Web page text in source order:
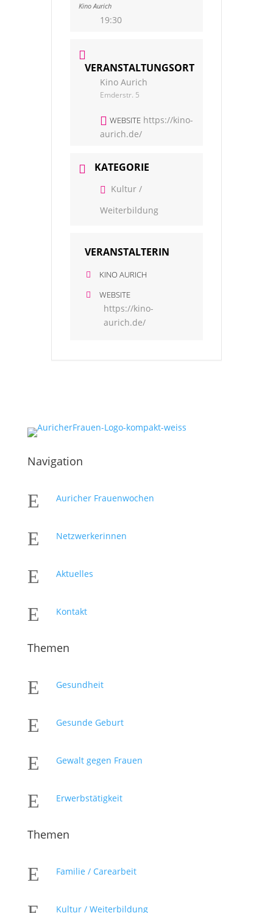
Kino Aurich
19:30
VERANSTALTUNGSORT
Kino Aurich
Emderstr. 5
WEBSITE https://kino-
aurich.de/
KATEGORIE
Kultur /
Weiterbildung
VERANSTALTERIN
KINO AURICH
WEBSITE
https://kino-
aurich.de/
Navigation
E Auricher Frauenwochen
E Netzwerkerinnen
E Aktuelles
E Kontakt
Themen
E Gesundheit
E Gesunde Geburt
E Gewalt gegen Frauen
E Erwerbstätigkeit
Themen
E Familie / Carearbeit
Kultur / Weiterbildung